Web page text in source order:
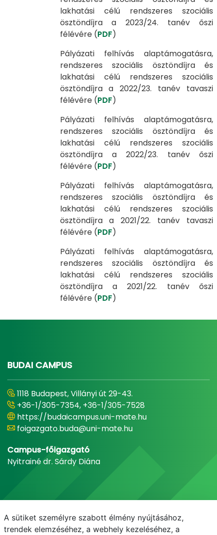
lakhatási célú rendszeres szociális
ösztöndíjra a 2023/24. tanév őszi
félévére (PDF)
Pályázati felhívás alaptámogatásra,
rendszeres szociális ösztöndíjra és
lakhatási célú rendszeres szociális
ösztöndíjra a 2022/23. tanév tavaszi
félévére (PDF)
Pályázati felhívás alaptámogatásra,
rendszeres szociális ösztöndíjra és
lakhatási célú rendszeres szociális
ösztöndíjra a 2022/23. tanév őszi
félévére (PDF)
Pályázati felhívás alaptámogatásra,
rendszeres szociális ösztöndíjra és
lakhatási célú rendszeres szociális
ösztöndíjra a 2021/22. tanév tavaszi
félévére (PDF)
Pályázati felhívás alaptámogatásra,
rendszeres szociális ösztöndíjra és
lakhatási célú rendszeres szociális
ösztöndíjra a 2021/22. tanév őszi
félévére (PDF)
BUDAI CAMPUS
1118 Budapest, Villányi út 29-43.
+36-1/305-7354, +36-1/305-7528
https://budaicampus.uni-mate.hu
foigazgato.buda@uni-mate.hu
Campus-főigazgató
Nyitrainé dr. Sárdy Diána
A sütiket személyre szabott élmény nyújtásához,
trendek elemzéséhez, a webhely kezeléséhez, a